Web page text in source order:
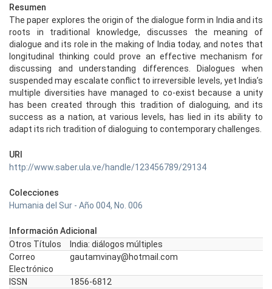
Resumen
The paper explores the origin of the dialogue form in India and its
roots in traditional knowledge, discusses the meaning of
dialogue and its role in the making of India today, and notes that
longitudinal thinking could prove an effective mechanism for
discussing and understanding differences. Dialogues when
suspended may escalate conflict to irreversible levels, yet India’s
multiple diversities have managed to co-exist because a unity
has been created through this tradition of dialoguing, and its
success as a nation, at various levels, has lied in its ability to
adapt its rich tradition of dialoguing to contemporary challenges.
URI
http://www.saber.ula.ve/handle/123456789/29134
Colecciones
Humania del Sur - Año 004, No. 006
Información Adicional
Otros Títulos
India: diálogos múltiples
Correo
Electrónico
gautamvinay@hotmail.com
ISSN 1856-6812